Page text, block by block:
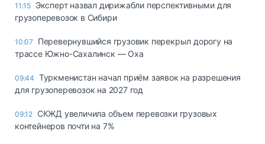
11:15 Эксперт назвал дирижабли перспективными для
грузоперевозок в Сибири
10:07
Перевернувшийся грузовик перекрыл дорогу на
трассе Южно-Сахалинск — Оха
09:44 Туркменистан начал приём заявок на разрешения
для грузоперевозок на 2027 год
09:12 СКЖД увеличила объем перевозки грузовых
контейнеров почти на 7%